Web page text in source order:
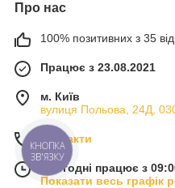
Про нас
100% позитивних з 35
Працює з 23.08.2021
м. Київ
вулиця Польова, 24Д,
Контакти
Сьогодні працює з
Показати весь графік
КНОПКА
ЗВ'ЯЗКУ